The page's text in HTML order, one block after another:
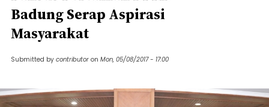
Badung Serap Aspirasi
Masyarakat
Submitted by contributor on Mon, 05/08/2017 - 17:00